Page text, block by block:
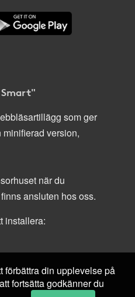
som ger
version,
när du
ansluten hos oss.
installera:
förbättra din upplevelse på
fortsätta godkänner du